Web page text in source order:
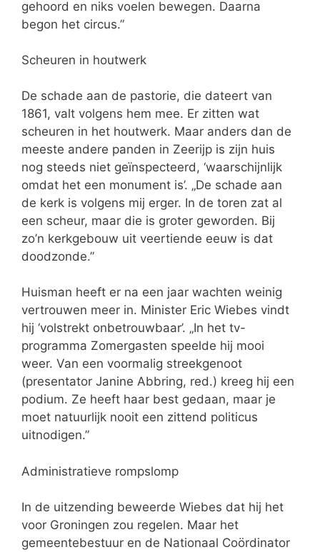
gehoord en niks voelen bewegen. Daarna
begon het circus.”
Scheuren in houtwerk
De schade aan de pastorie, die dateert van
1861, valt volgens hem mee. Er zitten wat
scheuren in het houtwerk. Maar anders dan de
meeste andere panden in Zeerijp is zijn huis
nog steeds niet geïnspecteerd, ‘waarschijnlijk
omdat het een monument is’. „De schade aan
de kerk is volgens mij erger. In de toren zat al
een scheur, maar die is groter geworden. Bij
zo’n kerkgebouw uit veertiende eeuw is dat
doodzonde.”
Huisman heeft er na een jaar wachten weinig
vertrouwen meer in. Minister Eric Wiebes vindt
hij ‘volstrekt onbetrouwbaar’. „In het tv-
programma Zomergasten speelde hij mooi
weer. Van een voormalig streekgenoot
(presentator Janine Abbring, red.) kreeg hij een
podium. Ze heeft haar best gedaan, maar je
moet natuurlijk nooit een zittend politicus
uitnodigen.”
Administratieve rompslomp
In de uitzending beweerde Wiebes dat hij het
voor Groningen zou regelen. Maar het
gemeentebestuur en de Nationaal Coördinator